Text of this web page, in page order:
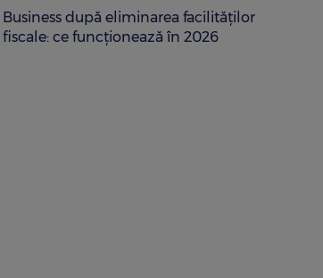
Business după eliminarea facilităților
fiscale: ce funcționează în 2026